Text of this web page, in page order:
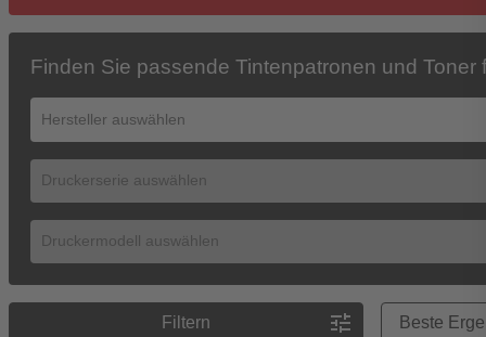
Finden Sie passende Tintenpatronen und Toner
Filtern tune